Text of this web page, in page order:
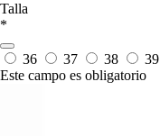
Talla
*
36 37 38 39
Este campo es obligatorio